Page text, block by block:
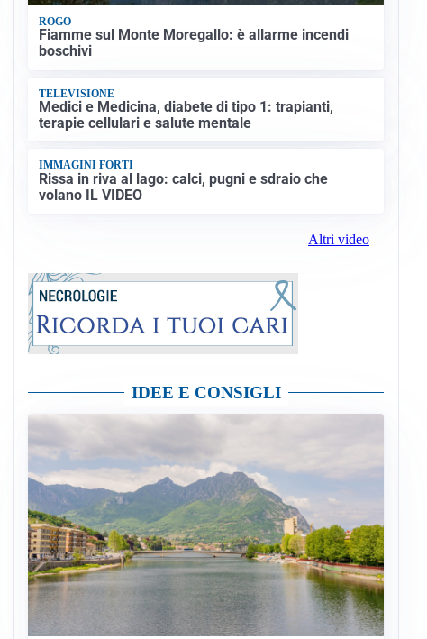
ROGO
Fiamme sul Monte Moregallo: è allarme incendi
boschivi
TELEVISIONE
Medici e Medicina, diabete di tipo 1: trapianti,
terapie cellulari e salute mentale
IMMAGINI FORTI
Rissa in riva al lago: calci, pugni e sdraio che
volano IL VIDEO
Altri video
IDEE E CONSIGLI